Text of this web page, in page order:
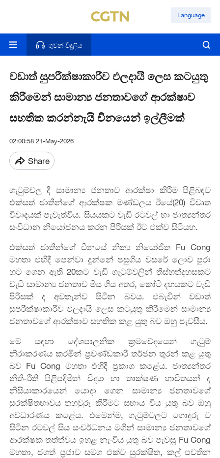
Language
ගුවන් විදුලිය
වඩාත් සුපරීක්ෂාකාරීව ඵලදායී ලෙස කටයුතු
කිරීමෙන් සාමාන්‍ය ජනතාවගේ ආරක්ෂාව
සහතික කරන්නැයි චීනයෙන් ඉල්ලීමක්
02:00:58 21-May-2026
Share
ගැටුම්වල දී සාමාන්‍ය ජනතාව ආරක්ෂා කිරීම පිළිබඳව
එක්සත් ජාතීන්ගේ ආරක්ෂක මණ්ඩලය ඊයේ(20) විවෘත
විවාදයක් පැවැත්විය. සියයකට වැඩි රටවල් හා ජාත්‍යන්තර
සංවිධාන නියෝජනය කරන පිරිසක් ඊට එක්ව සිටියහ.
එක්සත් ජාතීන්ගේ චීනයේ නිත්‍ය නියෝජිත Fu Cong
මහතා එහිදී පෙන්වා දුන්නේ පසුගිය වසරේ ලොව පුරා
හට ගෙන ඇති 20කට වැඩි ගැටුම්වලින් තිස්හත්දහසකට
වැඩි සාමාන්‍ය ජනතාව මිය ගිය අතර, කෝටි දහයකට වැඩි
පිරිසක් ද අවතැන්ව සිටින බවය. එබැවින් වඩාත්
සුපරීක්ෂාකාරීව ඵලදායී ලෙස කටයුතු කිරීමෙන් සාමාන්‍ය
ජනතාවගේ ආරක්ෂාව සහතික කළ යුතු බව ඔහු පැවසීය.
මේ සඳහා දේශපාලනික ක්‍රමවේදයෙන් ගැටුම්
නිරාකරණය කරමින් ප්‍රචණ්ඩකාරී තර්ජන තුරන් කළ යුතු
බව Fu Cong මහතා එහිදී ප්‍රකාශ කළේය. ජාත්‍යන්තර
නීති-රීති පිළිපදිමින් විද්‍යා හා තාක්ෂණ භාවිතයන් ද
නිසියාකාරයෙන් යොදා ගෙන සාමාන්‍ය ජනතාවගේ
සුරක්ෂිතභාවය තහවුරු කිරීමට සහාය විය යුතු බව ඔහු
අවධාරණය කළේය. එමෙන්ම, ගැටුම්වලට ගොදුරු ව
සිටින රටවල් සිය සංවර්ධනය මගින් සාමාන්‍ය ජනතාවගේ
ආරක්ෂක තත්ත්වය ඉහළ නැංවිය යුතු බව පැවසූ Fu Cong
මහතා, ජගත් ප්‍රජාව සමග එක්ව සුරක්ෂිත, කල් පවතින